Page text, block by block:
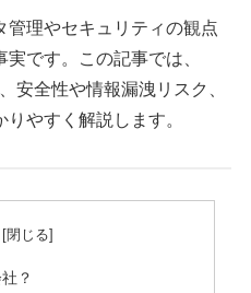
管理やセキュリティの観点
です。この記事では、
安全性や情報漏洩リスク、
やすく解説します。
？